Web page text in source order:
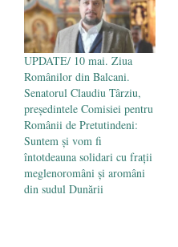
UPDATE/ 10 mai. Ziua
Românilor din Balcani.
Senatorul Claudiu Târziu,
președintele Comisiei pentru
Românii de Pretutindeni:
Suntem și vom fi
întotdeauna solidari cu frații
meglenoromâni și aromâni
din sudul Dunării